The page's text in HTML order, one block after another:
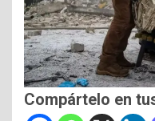
Compártelo en